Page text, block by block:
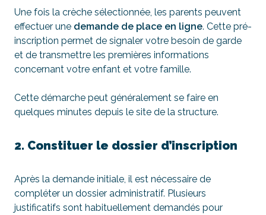
Une fois la crèche sélectionnée, les parents peuvent
effectuer une demande de place en ligne. Cette pré-
inscription permet de signaler votre besoin de garde
et de transmettre les premières informations
concernant votre enfant et votre famille.
Cette démarche peut généralement se faire en
quelques minutes depuis le site de la structure.
2. Constituer le dossier d’inscription
Après la demande initiale, il est nécessaire de
compléter un dossier administratif. Plusieurs
justificatifs sont habituellement demandés pour